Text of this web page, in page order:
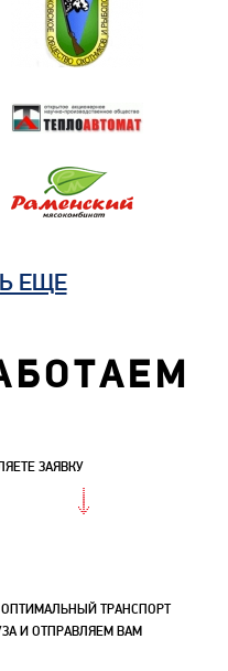
ЕЩЕ
ЗАЯВКУ
ТРАНСПОРТ
И ОТПРАВЛЯЕМ ВАМ